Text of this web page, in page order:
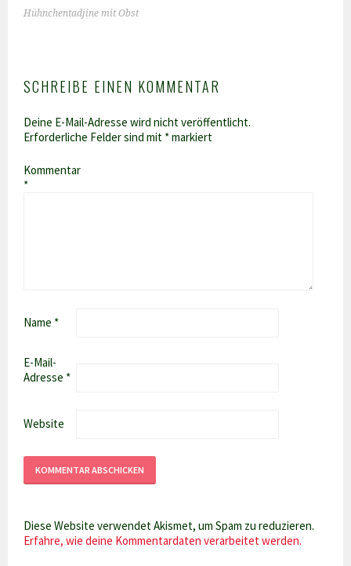
NAVIGATION
Hühnchentadjine mit Obst
SCHREIBE EINEN KOMMENTAR
Deine E-Mail-Adresse wird nicht veröffentlicht.
Erforderliche Felder sind mit *markiert
Kommentar
*
Name *
E-Mail-
Adresse *
Website
Diese Website verwendet Akismet, um Spam zu reduzieren.
Erfahre, wie deine Kommentardaten verarbeitet werden.